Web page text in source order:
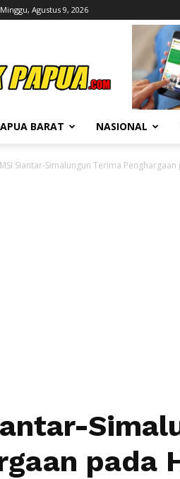
Minggu, Agustus 9, 2026
BARAT NASIONAL
Siantar-Simalungun Terima
pada